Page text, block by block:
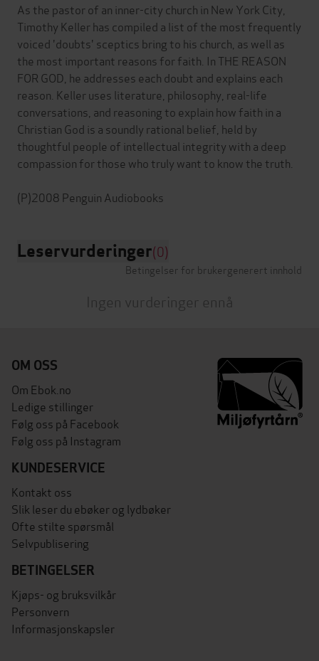
As the pastor of an inner-city church in New York City,
Timothy Keller has compiled a list of the most frequently
voiced 'doubts' sceptics bring to his church, as well as
the most important reasons for faith. In THE REASON
FOR GOD, he addresses each doubt and explains each
reason. Keller uses literature, philosophy, real-life
conversations, and reasoning to explain how faith in a
Christian God is a soundly rational belief, held by
thoughtful people of intellectual integrity with a deep
compassion for those who truly want to know the truth.
Leservurderinger(0)
Betingelser for brukergenerert innhold
Ingen vurderinger ennå
OM OSS
Om Ebok.no
Ledige stillinger
Følg oss på Facebook
Følg oss på Instagram
KUNDESERVICE
Kontakt oss
Slik leser du ebøker og lydbøker
Ofte stilte spørsmål
Selvpublisering
BETINGELSER
Kjøps- og bruksvilkår
Personvern
Informasjonskapsler